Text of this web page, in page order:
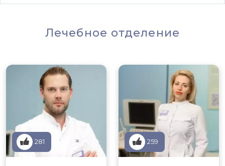
Лечебное отделение
281 259